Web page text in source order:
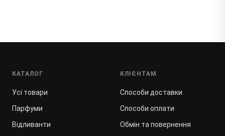
КАТАЛОГ
Усі товари
Парфуми
Відливанти
КЛІЄНТАМ
Способи доставки
Способи оплати
Обмін та повернення